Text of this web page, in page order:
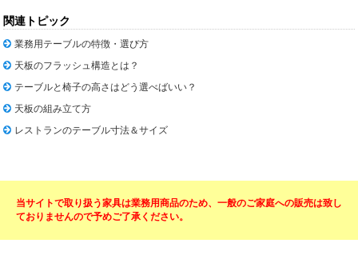
関連トピック
業務用テーブルの特徴・選び方
天板のフラッシュ構造とは？
テーブルと椅子の高さはどう選べばいい？
天板の組み立て方
レストランのテーブル寸法＆サイズ
当サイトで取り扱う家具は業務用商品のため、一般のご家庭への販売は致し
ておりませんので予めご了承ください。